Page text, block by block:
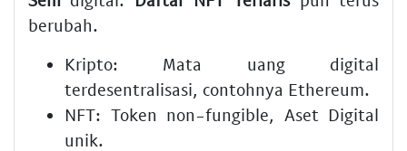
berubah.
Kripto: Mata uang digital
terdesentralisasi, contohnya Ethereum.
NFT: Token non-fungible, Aset Digital
unik.